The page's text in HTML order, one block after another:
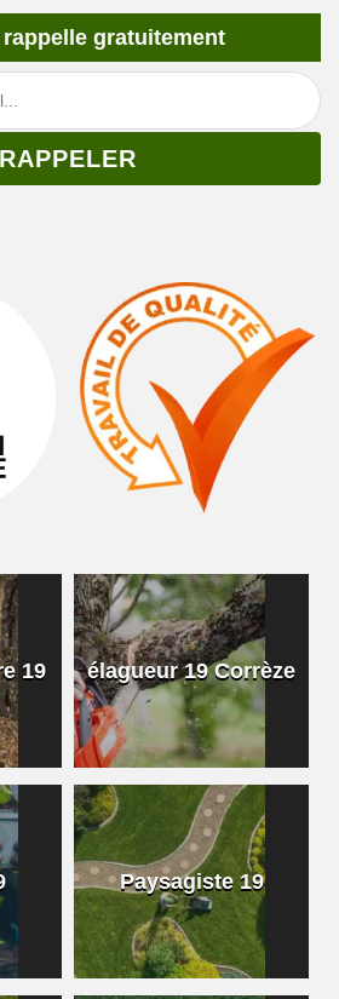
gratuitement
19 élagueur 19 Corrèze
Paysagiste 19